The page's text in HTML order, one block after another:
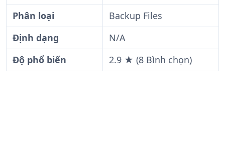
Phân loại
Backup Files
Định dạng
N/A
Độ phổ biến
2.9 ★ (8 Bình chọn)